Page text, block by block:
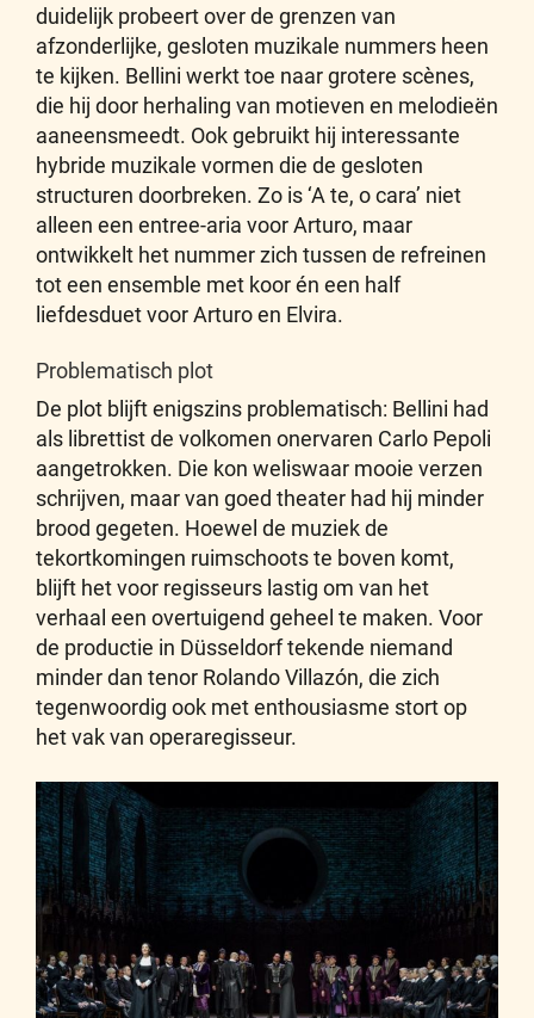
duidelijk probeert over de grenzen van
afzonderlijke, gesloten muzikale nummers heen
te kijken. Bellini werkt toe naar grotere scènes,
die hij door herhaling van motieven en melodieën
aaneensmeedt. Ook gebruikt hij interessante
hybride muzikale vormen die de gesloten
structuren doorbreken. Zo is ‘A te, o cara’ niet
alleen een entree-aria voor Arturo, maar
ontwikkelt het nummer zich tussen de refreinen
tot een ensemble met koor én een half
liefdesduet voor Arturo en Elvira.
Problematisch plot
De plot blijft enigszins problematisch: Bellini had
als librettist de volkomen onervaren Carlo Pepoli
aangetrokken. Die kon weliswaar mooie verzen
schrijven, maar van goed theater had hij minder
brood gegeten. Hoewel de muziek de
tekortkomingen ruimschoots te boven komt,
blijft het voor regisseurs lastig om van het
verhaal een overtuigend geheel te maken. Voor
de productie in Düsseldorf tekende niemand
minder dan tenor Rolando Villazón, die zich
tegenwoordig ook met enthousiasme stort op
het vak van operaregisseur.